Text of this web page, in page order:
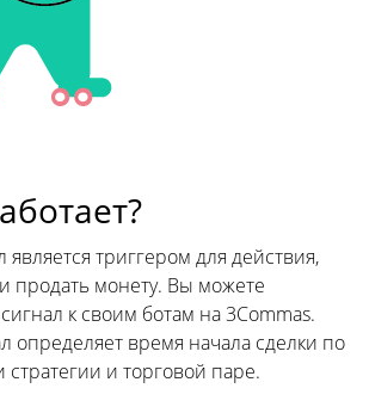
триггером для действия,
продать монету. Вы можете
к своим ботам на 3Commas.
определяет время начала сделки по
и торговой паре.